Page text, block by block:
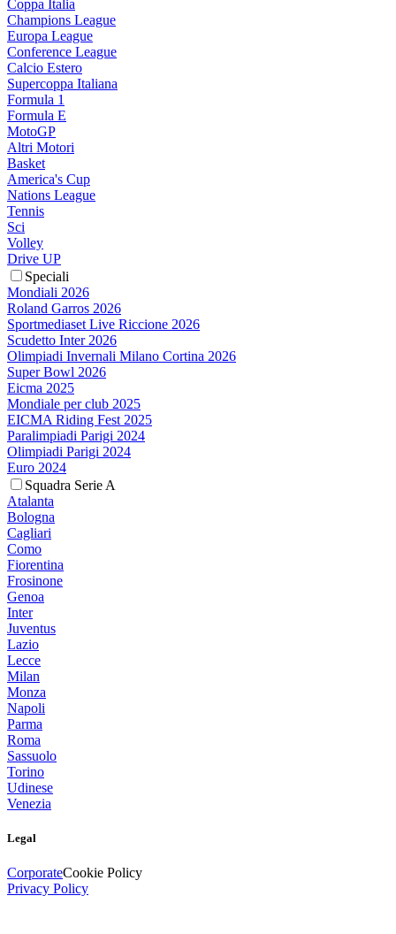
Coppa Italia
Champions League
Europa League
Conference League
Calcio Estero
Supercoppa Italiana
Formula 1
Formula E
MotoGP
Altri Motori
Basket
America's Cup
Nations League
Tennis
Sci
Volley
Drive UP
Speciali
Mondiali 2026
Roland Garros 2026
Sportmediaset Live Riccione 2026
Scudetto Inter 2026
Olimpiadi Invernali Milano Cortina 2026
Super Bowl 2026
Eicma 2025
Mondiale per club 2025
EICMA Riding Fest 2025
Paralimpiadi Parigi 2024
Olimpiadi Parigi 2024
Euro 2024
Squadra Serie A
Atalanta
Bologna
Cagliari
Como
Fiorentina
Frosinone
Genoa
Inter
Juventus
Lazio
Lecce
Milan
Monza
Napoli
Parma
Roma
Sassuolo
Torino
Udinese
Venezia
Legal
CorporateCookie Policy
Privacy Policy